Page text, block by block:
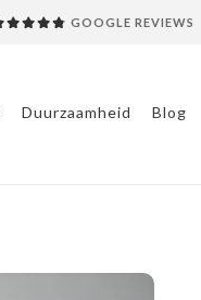
GOOGLE REVIEWS
Duurzaamheid Blog